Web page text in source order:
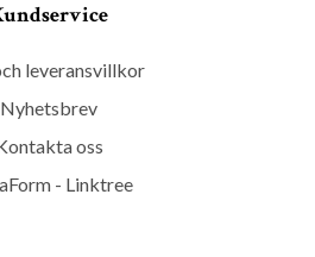
leveransvillkor
Nyhetsbrev
oss
- Linktree